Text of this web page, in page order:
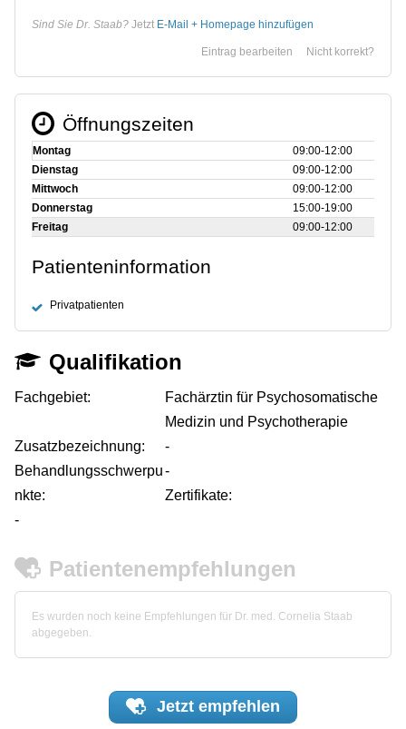
Sind Sie Dr. Staab? Jetzt E-Mail + Homepage hinzufügen
Nicht korrekt?
Eintrag bearbeiten
Öffnungszeiten
Montag
09:00‑12:00
Dienstag
09:00‑12:00
Mittwoch
09:00‑12:00
Donnerstag
15:00‑19:00
Freitag
09:00‑12:00
Patienteninformation
Privatpatienten
Qualifikation
Fachgebiet:
Fachärztin für Psychosomatische
Medizin und Psychotherapie
Zusatzbezeichnung:
-
Behandlungsschwerpu
nkte:
-
Zertifikate:
-
Patientenempfehlungen
Es wurden noch keine Empfehlungen für Dr. med. Cornelia Staab
abgegeben.
Jetzt empfehlen